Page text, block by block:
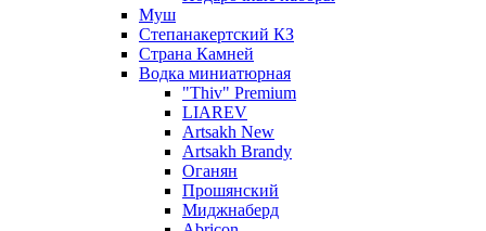
Муш
Степанакертский КЗ
Страна Камней
Водка миниатюрная
"Thiv" Premium
LIAREV
Artsakh New
Artsakh Brandy
Оганян
Прошянский
Миджнаберд